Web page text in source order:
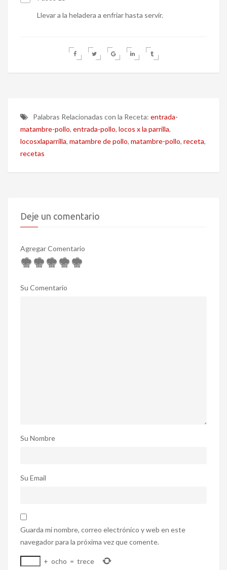
Llevar a la heladera a enfriar hasta servir.
Palabras Relacionadas con la Receta: entrada-
matambre-pollo, entrada-pollo, locos x la parrilla,
locosxlaparrilla, matambre de pollo, matambre-pollo, receta,
recetas
Deje un comentario
Agregar Comentario
Su Comentario
Su Nombre
Su Email
Guarda mi nombre, correo electrónico y web en este
navegador para la próxima vez que comente.
+ ocho = trece